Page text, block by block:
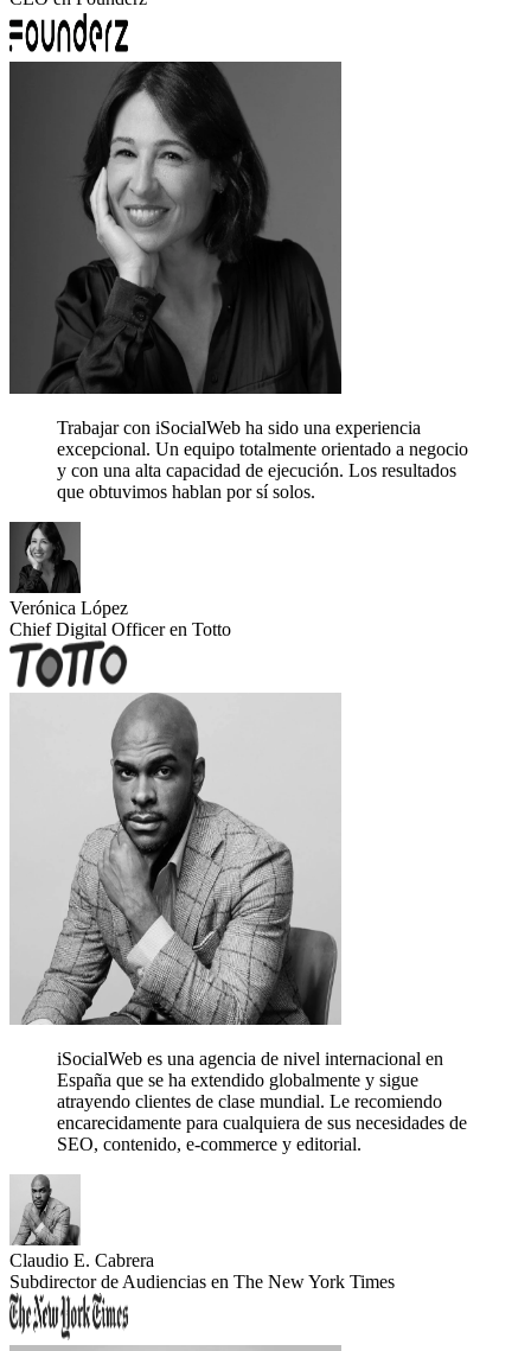
Trabajar con iSocialWeb ha sido una experiencia
excepcional. Un equipo totalmente orientado a negocio
y con una alta capacidad de ejecución. Los resultados
que obtuvimos hablan por sí solos.
Verónica López
Chief Digital Officer en Totto
iSocialWeb es una agencia de nivel internacional en
España que se ha extendido globalmente y sigue
atrayendo clientes de clase mundial. Le recomiendo
encarecidamente para cualquiera de sus necesidades de
SEO, contenido, e-commerce y editorial.
Claudio E. Cabrera
Subdirector de Audiencias en The New York Times